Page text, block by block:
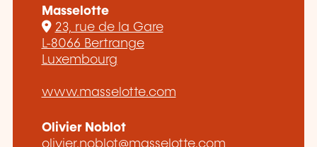
Masselotte
23, rue de la Gare
L-8066 Bertrange
Luxembourg
www.masselotte.com
Olivier Noblot
olivier.noblot@masselotte.com